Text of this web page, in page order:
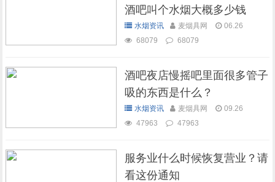
酒吧叫个水烟大概多少钱
水烟资讯 麦烟具网
06.26
68079
68079
酒吧夜店慢摇吧里面很多管子
吸的东西是什么？
水烟资讯 麦烟具网
09.26
47963
47963
服务业什么时候恢复营业？请
看这份通知